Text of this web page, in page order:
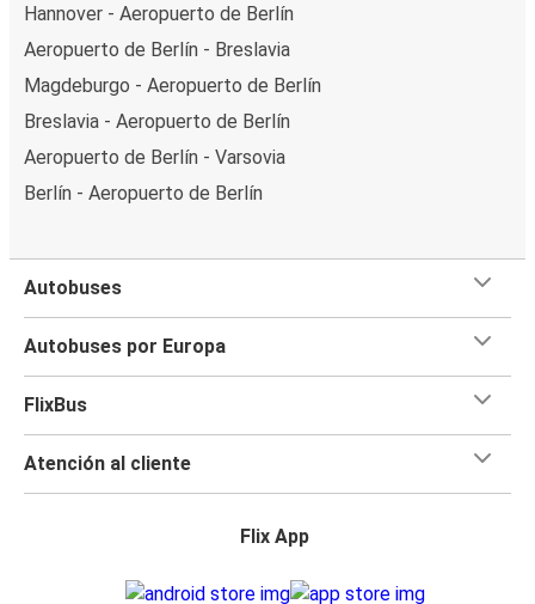
Hannover - Aeropuerto de Berlín
Aeropuerto de Berlín - Breslavia
Magdeburgo - Aeropuerto de Berlín
Breslavia - Aeropuerto de Berlín
Aeropuerto de Berlín - Varsovia
Berlín - Aeropuerto de Berlín
Autobuses
Autobuses por Europa
FlixBus
Atención al cliente
Flix App